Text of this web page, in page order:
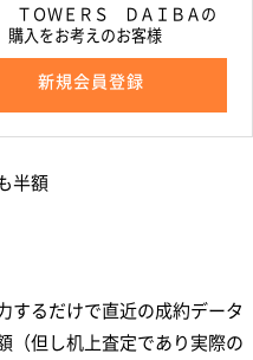
ＴＯＷＥＲＳ ＤＡＩＢＡの
購入をお考えのお客様
新規会員登録
半額
るだけで直近の成約データ
（但し机上査定であり実際の